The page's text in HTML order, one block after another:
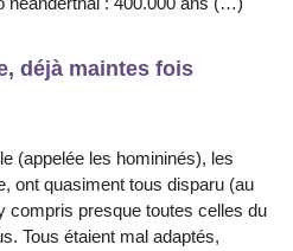
déjà maintes fois
(appelée les homininés), les
ont quasiment tous disparu (au
compris presque toutes celles du
Tous étaient mal adaptés,